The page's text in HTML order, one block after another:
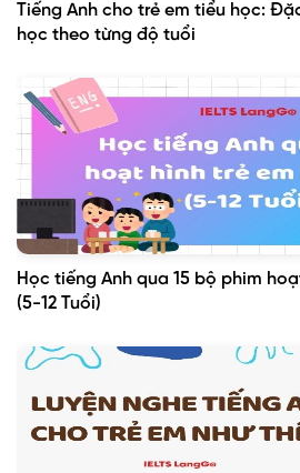
Tiếng Anh cho trẻ em tiểu học:
học theo từng độ tuổi
Học tiếng Anh qua 15 bộ phim
(5-12 Tuổi)